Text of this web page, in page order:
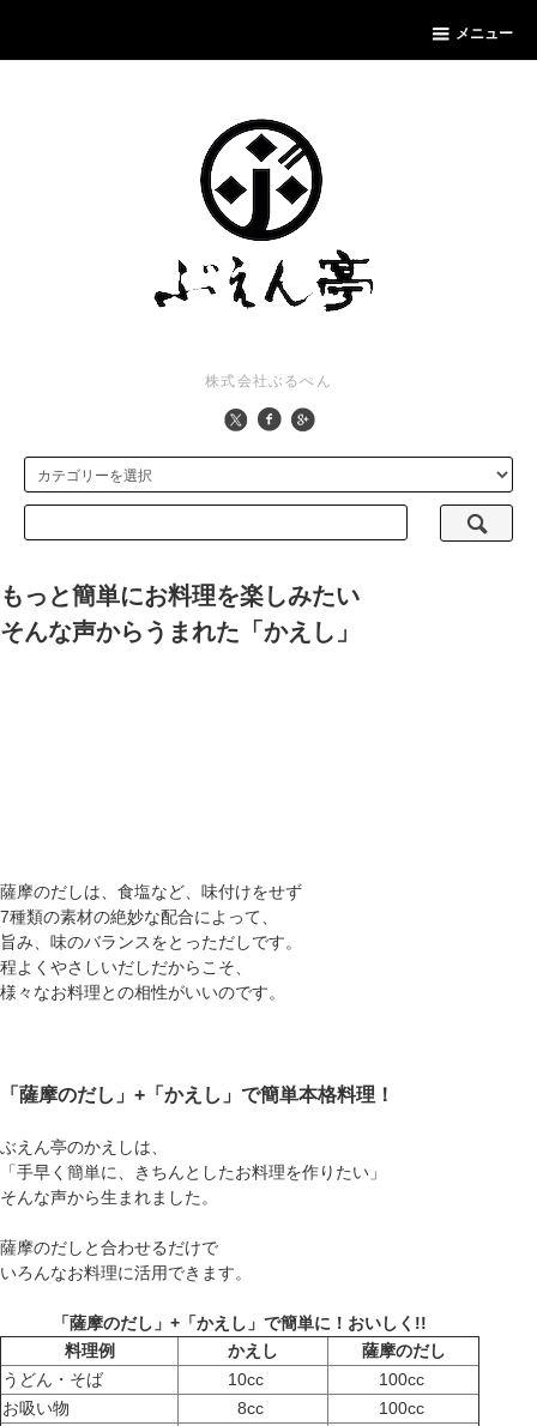
メニュー
株式会社ぶるぺん
もっと簡単にお料理を楽しみたい
そんな声からうまれた「かえし」
薩摩のだしは、食塩など、味付けをせず
7種類の素材の絶妙な配合によって、
旨み、味のバランスをとっただしです。
程よくやさしいだしだからこそ、
様々なお料理との相性がいいのです。
「薩摩のだし」+「かえし」で簡単本格料理！
ぶえん亭のかえしは、
「手早く簡単に、きちんとしたお料理を作りたい」
そんな声から生まれました。
薩摩のだしと合わせるだけで
いろんなお料理に活用できます。
「薩摩のだし」+「かえし」で簡単に！おいしく!!
料理例
かえし
薩摩のだし
うどん・そば
10cc
100cc
お吸い物
8cc
100cc